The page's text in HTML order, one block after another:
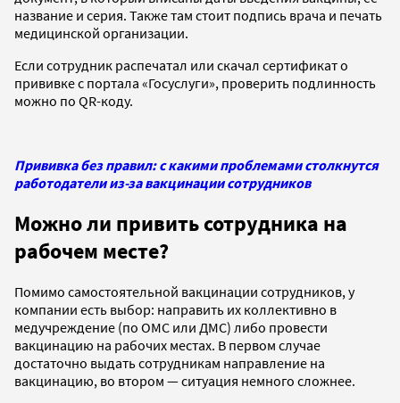
название и серия. Также там стоит подпись врача и печать
медицинской организации.
Если сотрудник распечатал или скачал сертификат о
прививке с портала «Госуслуги», проверить подлинность
можно по QR-коду.
Прививка без правил: с какими проблемами столкнутся
работодатели из-за вакцинации сотрудников
Можно ли привить сотрудника на
рабочем месте?
Помимо самостоятельной вакцинации сотрудников, у
компании есть выбор: направить их коллективно в
медучреждение (по ОМС или ДМС) либо провести
вакцинацию на рабочих местах. В первом случае
достаточно выдать сотрудникам направление на
вакцинацию, во втором — ситуация немного сложнее.